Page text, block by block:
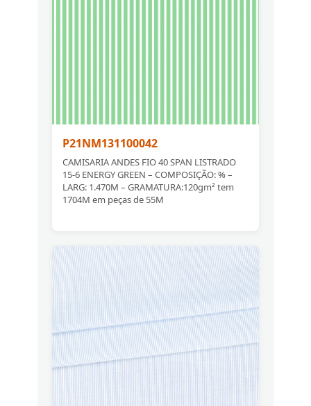
P21NM131100042
CAMISARIA ANDES FIO 40 SPAN LISTRADO
15-6 ENERGY GREEN – COMPOSIÇÃO: % –
LARG: 1.470M – GRAMATURA:120gm² tem
1704M em peças de 55M